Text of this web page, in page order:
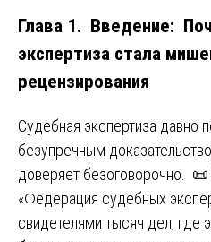
Глава 1. Введение:
экспертиза стала
рецензирования
Судебная экспертиза давно
безупречным
доверяет безоговорочно.
«Федерация судебных
свидетелями тысяч дел, где